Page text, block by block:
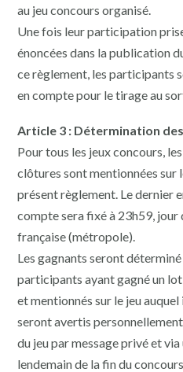
au jeu concours organisé.
Une fois leur participation
énoncées dans la publication
ce règlement, les participants
en compte pour le tirage au
Article 3 : Détermination
Pour tous les jeux concours,
clôtures sont mentionnées sur
présent règlement. Le dernier
compte sera fixé à 23h59, jour
française (métropole).
Les gagnants seront
participants ayant gagné un
et mentionnés sur le jeu
seront avertis
du jeu par message privé et
lendemain de la fin du concours.